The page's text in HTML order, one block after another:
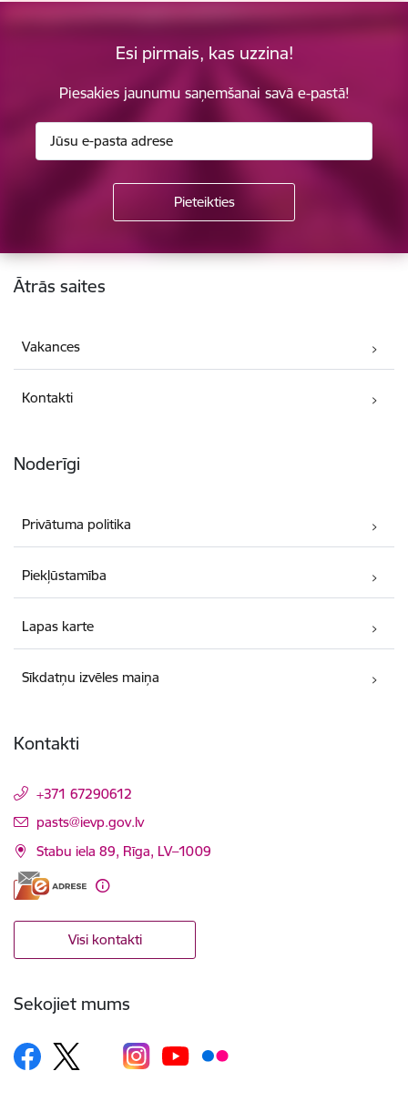
Esi pirmais, kas uzzina!
Piesakies jaunumu saņemšanai savā e-pastā!
Kājene
Ātrās saites
Vakances
Kontakti
Noderīgi
Privātuma politika
Piekļūstamība
Lapas karte
Sīkdatņu izvēles maiņa
Kontakti
+371 67290612
E-pasts:
pasts@ievp.gov.lv
Stabu iela 89, Rīga, LV–1009
Visi kontakti
Sekojiet mums